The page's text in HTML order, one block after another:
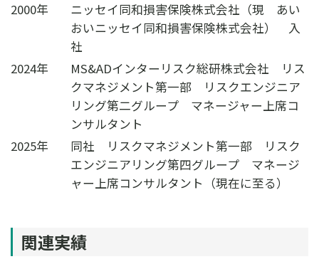
2000年
ニッセイ同和損害保険株式会社（現 あい
おいニッセイ同和損害保険株式会社） 入
社
2024年
MS&ADインターリスク総研株式会社 リス
クマネジメント第一部 リスクエンジニア
リング第二グループ マネージャー上席コ
ンサルタント
2025年
同社 リスクマネジメント第一部 リスク
エンジニアリング第四グループ マネージ
ャー上席コンサルタント（現在に至る）
関連実績